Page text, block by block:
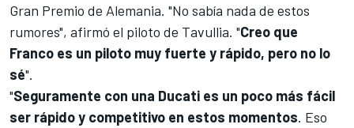
Gran Premio de Alemania. "No sabía nada de estos
rumores", afirmó el piloto de Tavullia. "Creo que
Franco es un piloto muy fuerte y rápido, pero no lo
sé".
"Seguramente con una Ducati es un poco más fácil
ser rápido y competitivo en estos momentos. Eso